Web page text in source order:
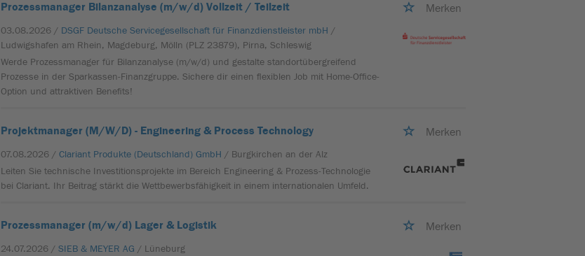
Prozessmanager Bilanzanalyse (m/w/d) Vollzeit / Teilzeit Merken
03.08.2026 / DSGF Deutsche Servicegesellschaft für Finanzdienstleister mbH /
Ludwigshafen am Rhein, Magdeburg, Mölln (PLZ 23879), Pirna, Schleswig
Werde Prozessmanager für Bilanzanalyse (m/w/d) und gestalte standortübergreifend
Prozesse in der Sparkassen-Finanzgruppe. Sichere dir einen flexiblen Job mit Home-Office-
Option und attraktiven Benefits!
Projektmanager (M/W/D) - Engineering & Process Technology Merken
07.08.2026 /Clariant Produkte (Deutschland) GmbH / Burgkirchen an der Alz
Leiten Sie technische Investitionsprojekte im Bereich Engineering & Prozess-Technologie
bei Clariant. Ihr Beitrag stärkt die Wettbewerbsfähigkeit in einem internationalen Umfeld.
Prozessmanager (m/w/d) Lager & Logistik Merken
24.07.2026 /SIEB & MEYER AG / Lüneburg